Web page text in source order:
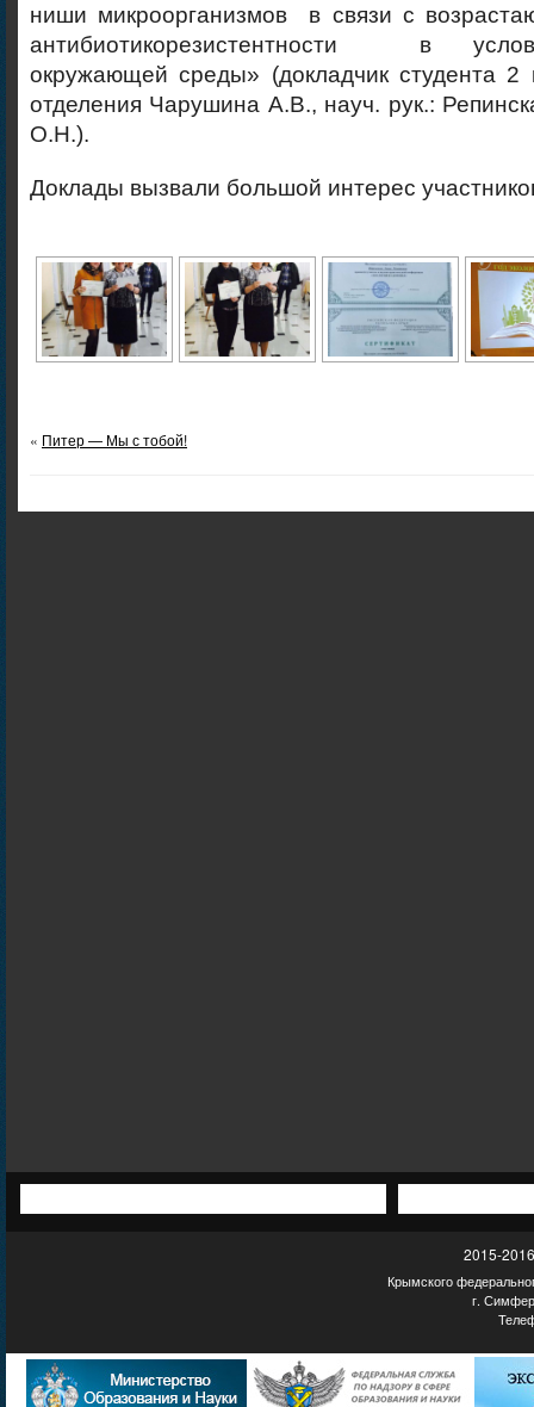
ниши микроорганизмов в связи с
антибиотикорезистентности в
окружающей среды» (докладчик студента 2
отделения Чарушина А.В., науч. рук.:
О.Н.).
Доклады вызвали большой интерес
« Питер — Мы с тобой!
2015-
Крымского
г.